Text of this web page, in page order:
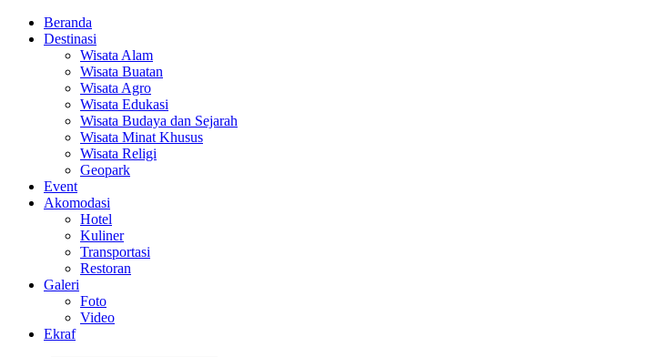
Beranda
Destinasi
Wisata Alam
Wisata Buatan
Wisata Agro
Wisata Edukasi
Wisata Budaya dan Sejarah
Wisata Minat Khusus
Wisata Religi
Geopark
Event
Akomodasi
Hotel
Kuliner
Transportasi
Restoran
Galeri
Foto
Video
Ekraf